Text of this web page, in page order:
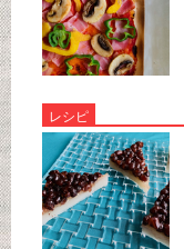
レシピ